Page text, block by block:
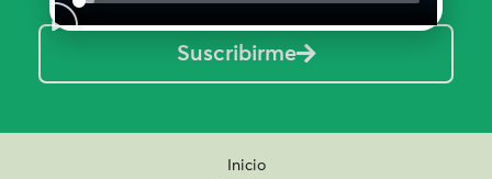
Suscribirme
Inicio